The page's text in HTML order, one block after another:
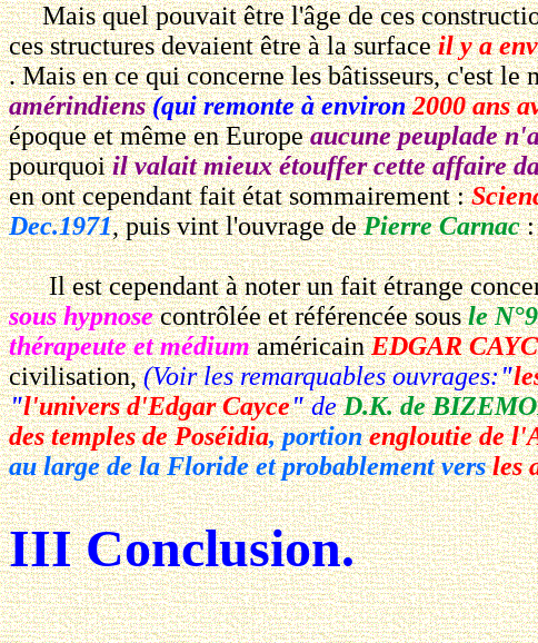
Mais quel pouvait être l'âge de ces
ces structures devaient être à la surfaceil y a
. Mais en ce qui concerne les bâtisseurs, c'est
amérindiens (qui remonte à environ2000 ans
époque et même en Europeaucune peuplade
pourquoiil valait mieux étouffer cette affaire
en ont cependant fait état sommairement :
Dec.1971, puis vint l'ouvrage dePierre Carnac
Il est cependant à noter un fait étrange
sous hypnosecontrôlée et référencée sousle
thérapeute et médiumaméricainEDGAR
civilisation,(Voir les remarquables ouvrages:"
"l'univers d'Edgar Cayce"deD.K. de
des temples de Poséidia, portionengloutie de
au large de la Floride et probablement versles
III Conclusion.